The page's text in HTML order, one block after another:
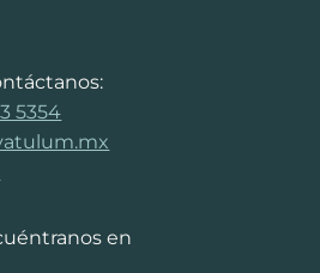
5354
en